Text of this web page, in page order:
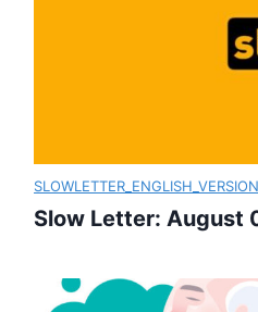
SLOWLETTER_ENGLISH_VERSION
Slow Letter: August